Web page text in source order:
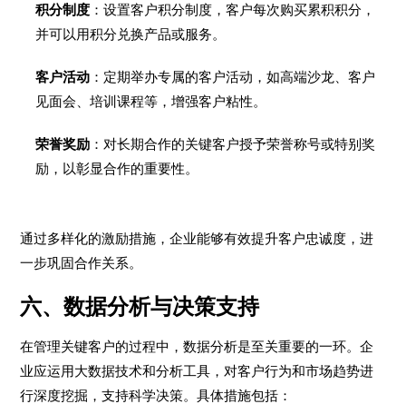
积分制度 ：设置客户积分制度，客户每次购买累积积分，
并可以用积分兑换产品或服务。
客户活动 ：定期举办专属的客户活动，如高端沙龙、客户
见面会、培训课程等，增强客户粘性。
荣誉奖励 ：对长期合作的关键客户授予荣誉称号或特别奖
励，以彰显合作的重要性。
通过多样化的激励措施，企业能够有效提升客户忠诚度，进
一步巩固合作关系。
六、数据分析与决策支持
在管理关键客户的过程中，数据分析是至关重要的一环。企
业应运用大数据技术和分析工具，对客户行为和市场趋势进
行深度挖掘，支持科学决策。具体措施包括：